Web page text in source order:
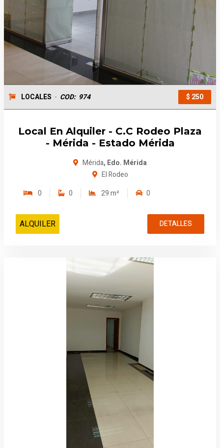
LOCALES - COD: 974 $ 250
Local En Alquiler - C.C Rodeo Plaza
- Mérida - Estado Mérida
Mérida, Edo. Mérida
El Rodeo
0
0 29 m² 0
ALQUILER DETALLES